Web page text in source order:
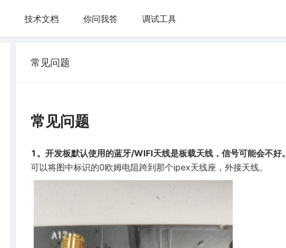
技术文档 你问我答 调试工具
常见问题
常见问题
1。开发板默认使用的蓝牙/WIFI天线是板载天线，信号可能会不好。
可以将图中标识的0欧姆电阻跨到那个ipex天线座，外接天线。